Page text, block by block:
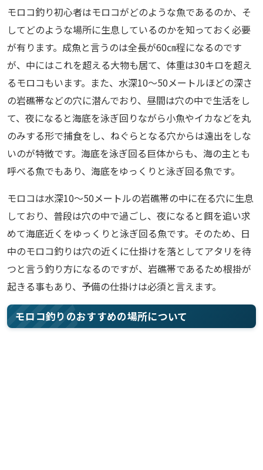
モロコ釣り初心者はモロコがどのような魚であるのか、そ
してどのような場所に生息しているのかを知っておく必要
が有ります。成魚と言うのは全長が60㎝程になるのです
が、中にはこれを超える大物も居て、体重は30キロを超え
るモロコもいます。また、水深10～50メートルほどの深さ
の岩礁帯などの穴に潜んでおり、昼間は穴の中で生活をし
て、夜になると海底を泳ぎ回りながら小魚やイカなどを丸
のみする形で捕食をし、ねぐらとなる穴からは遠出をしな
いのが特徴です。海底を泳ぎ回る巨体からも、海の主とも
呼べる魚でもあり、海底をゆっくりと泳ぎ回る魚です。
モロコは水深10～50メートルの岩礁帯の中に在る穴に生息
しており、普段は穴の中で過ごし、夜になると餌を追い求
めて海底近くをゆっくりと泳ぎ回る魚です。そのため、日
中のモロコ釣りは穴の近くに仕掛けを落としてアタリを待
つと言う釣り方になるのですが、岩礁帯であるため根掛が
起きる事もあり、予備の仕掛けは必須と言えます。
モロコ釣りのおすすめの場所について